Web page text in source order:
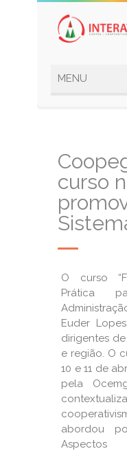
curso
O curso
Prática
Euder
dirigentes
e região. O
10 e 11 de
pela
abordou
Aspectos